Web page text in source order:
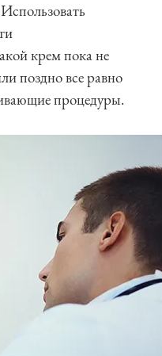
крем пока не
поздно все равно
процедуры.